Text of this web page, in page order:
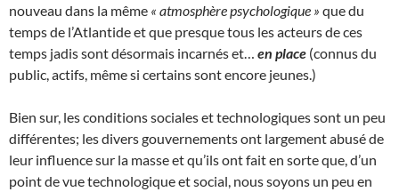
nouveau dans la même « atmosphère psychologique » que du
temps de l’Atlantide et que presque tous les acteurs de ces
temps jadis sont désormais incarnés et… en place (connus du
public, actifs, même si certains sont encore jeunes.)
Bien sur, les conditions sociales et technologiques sont un peu
différentes; les divers gouvernements ont largement abusé de
leur influence sur la masse et qu’ils ont fait en sorte que, d’un
point de vue technologique et social, nous soyons un peu en